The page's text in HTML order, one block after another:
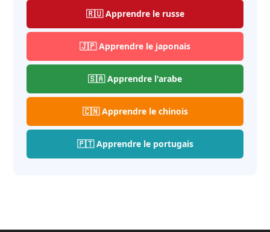
🇷🇺 Apprendre le russe
🇯🇵 Apprendre le japonais
🇸🇦 Apprendre l'arabe
🇨🇳 Apprendre le chinois
🇵🇹 Apprendre le portugais